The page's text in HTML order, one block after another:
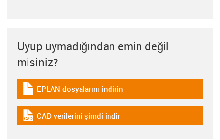
Uyup uymadığından emin değil
misiniz?
igus-icon-download-plan
EPLAN dosyalarını indirin
igus-icon-cad-dateien
CAD verilerini şimdi indir